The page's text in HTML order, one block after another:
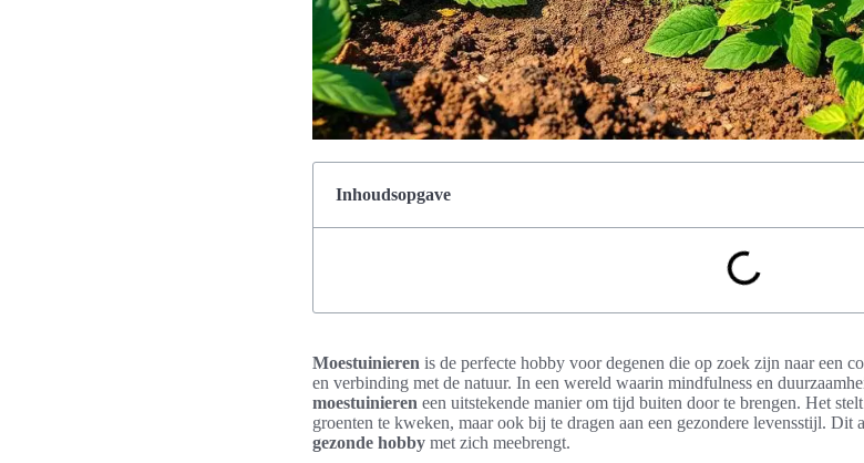
Inhoudsopgave
Moestuinieren is de perfecte hobby voor degenen die op zoek zijn naar een
en verbinding met de natuur. In een wereld waarin mindfulness en
moestuinieren een uitstekende manier om tijd buiten door te brengen. Het
groenten te kweken, maar ook bij te dragen aan een gezondere levensstijl.
gezonde hobby met zich meebrengt.